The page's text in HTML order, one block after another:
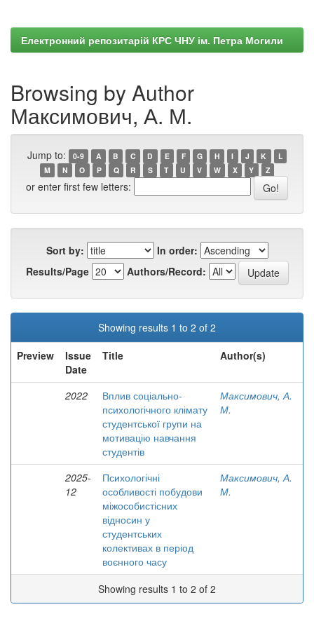
Електронний репозитарій КРС ЧНУ ім. Петра Могили
Browsing by Author
Максимович, А. М.
Jump to: 0-9 A B C D E F G H I J K
L
M
N O P Q R S T U V W X Y Z
or enter first few letters:
Sort by:
In order:
Results/Page
Authors/Record:
Showing results 1 to 2 of 2
Preview
Issue
Date
Title Author(s)
2022
Вплив соціально-
психологічного клімату
студентської групи на
мотивацію навчання
студентів
Максимович, А.
М.
2025-
12
Психологічні
особливості побудови
міжособистісних
відносин у
студентських
колективах в період
воєнного часу
Максимович, А.
М.
Showing results 1 to 2 of 2